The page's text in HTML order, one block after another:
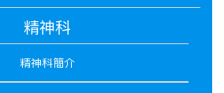
精神科
精神科簡介